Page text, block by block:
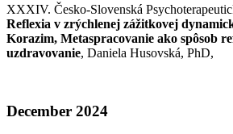
XXXIV. Česko-Slovenská
Reflexia v zrýchlenej zážitkovej
Korazim, Metaspracovanie ako spôsob
uzdravovanie, Daniela Husovská, PhD,
December 2024